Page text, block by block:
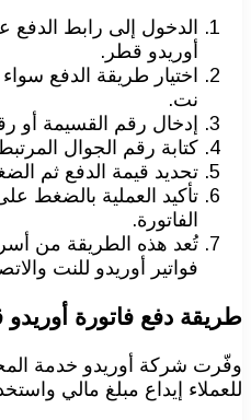
الدخول إلى رابط
أوريدو قطر.
اختيار طريقة الدفع سواء
نت.
إدخال رقم القسيمة أو
كتابة رقم الجوال
تحديد قيمة الدفع ثم
تأكيد العملية بالضغط
الفاتورة.
تُعد هذه الطريقة من
فواتير أوريدو للنت
طريقة دفع فاتورة
وفّرت شركة أوريدو خدمة
للعملاء إيداع مبلغ مالي